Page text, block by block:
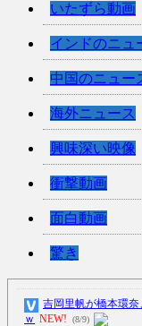
いたずら動画
インドのニュ
中国のニュー
海外ニュース
興味深い映像
衝撃動画
面白動画
驚き
吉岡里帆が橋本環
ｗ NEW! (8/9)